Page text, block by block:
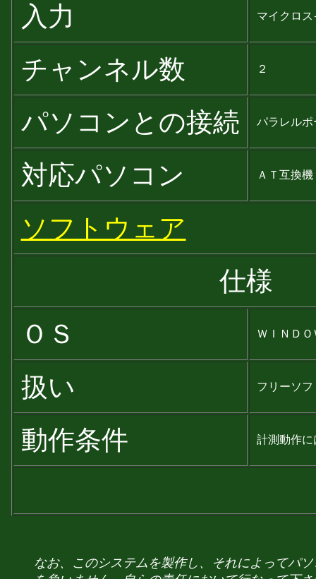
入力
マイクロ
チャンネル数 ２
パソコンとの接続 パラレルポ
対応パソコン ＡＴ互換機
ソフトウェア
仕様
ＯＳ
ＷＩＮＤ
扱い フリーソフ
動作条件 計測動作
なお、このシステムを製作し、それによってパ